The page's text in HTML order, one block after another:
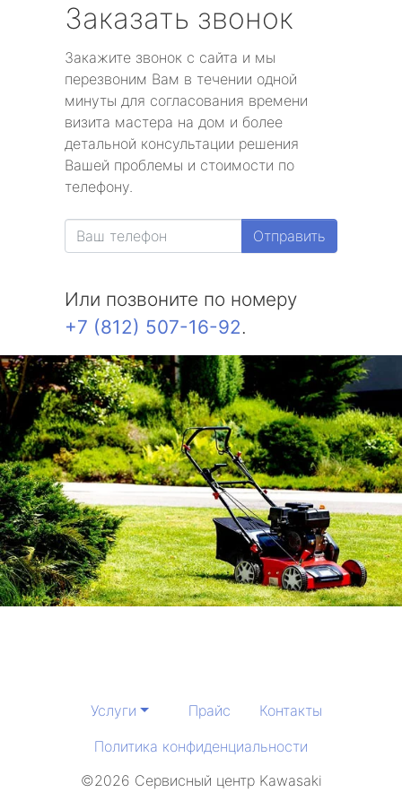
Заказать звонок
Закажите звонок с сайта и мы
перезвоним Вам в течении одной
минуты для согласования времени
визита мастера на дом и более
детальной консультации решения
Вашей проблемы и стоимости по
телефону.
Отправить
Или позвоните по номеру
+7 (812) 507-16-92.
Услуги Прайс
Контакты
Политика конфиденциальности
©2026 Сервисный центр Kawasaki